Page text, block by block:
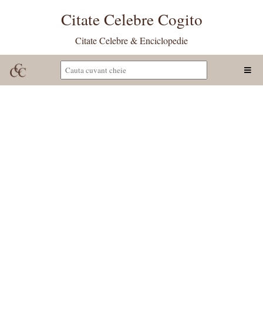
Citate Celebre Cogito
Citate Celebre & Enciclopedie